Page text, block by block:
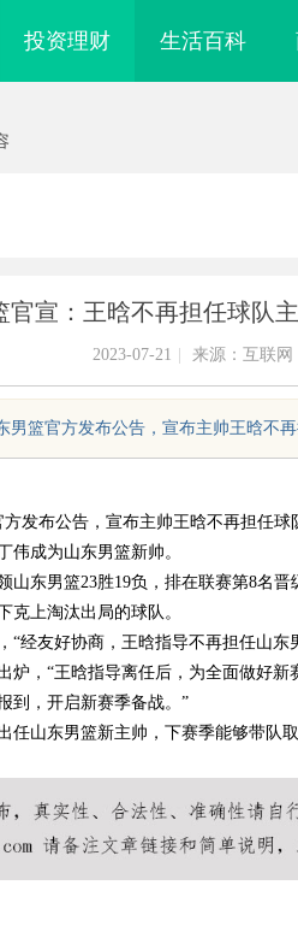
投资理财 生活百科
官宣：王晗不再担任球队
2023-07-21 来源：互联网
男篮官方发布公告，宣布主帅王晗不
发布公告，宣布主帅王晗不再担任
伟成为山东男篮新帅。
山东男篮23胜19负，排在联赛第8名
克上淘汰出局的球队。
“经友好协商，王晗指导不再担任山东
炉，“王晗指导离任后，为全面做好
到，开启新赛季备战。”
任山东男篮新主帅，下赛季能够带队
合肥刑事辩护律师：为您的权益
护航